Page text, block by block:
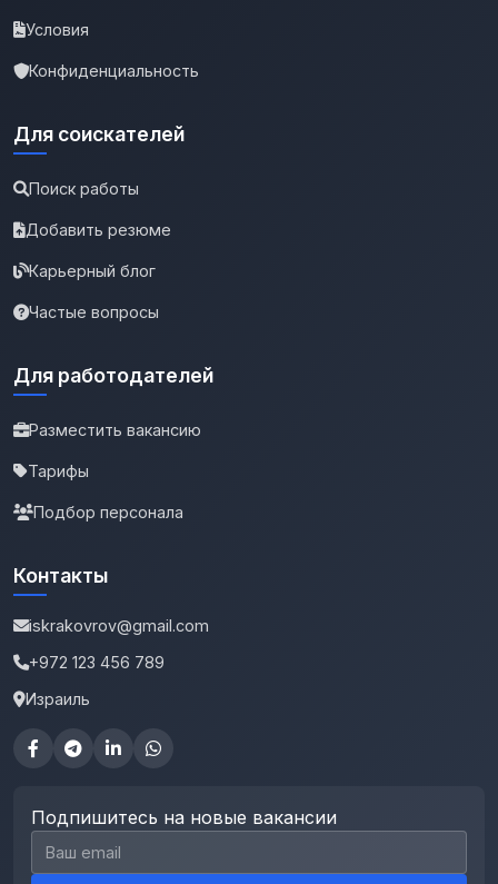
Условия
Конфиденциальность
Для соискателей
Поиск работы
Добавить резюме
Карьерный блог
Частые вопросы
Для работодателей
Разместить вакансию
Тарифы
Подбор персонала
Контакты
iskrakovrov@gmail.com
+972 123 456 789
Израиль
Подпишитесь на новые вакансии
Email для подписки